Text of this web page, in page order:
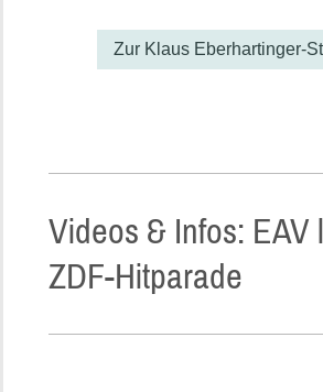
Zur Klaus Eberhartinger-
Videos & Infos: EAV
ZDF-Hitparade